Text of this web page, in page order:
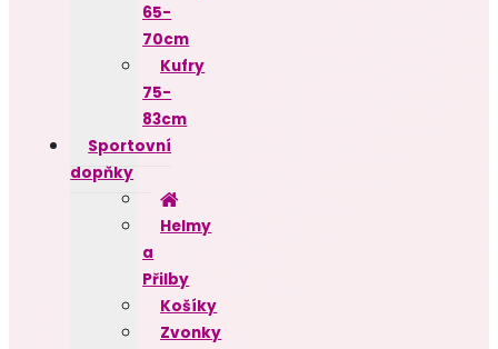
65-
70cm
Kufry
75-
83cm
Sportovní
dopňky
Helmy
a
Přilby
Košíky
Zvonky